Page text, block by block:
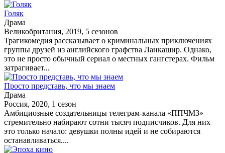
Голяк
Драма
Великобритания, 2019, 5 сезонов
Трагикомедия рассказывает о криминальных приключениях
группы друзей из английского графства Ланкашир. Однако,
это не просто обычный сериал о местных гангстерах. Фильм
затрагивает...
Просто представь, что мы знаем
Драма
Россия, 2020, 1 сезон
Амбициозные создательницы телеграм-канала «ППЧМЗ»
стремительно набирают сотни тысяч подписчиков. Для них
это только начало: девушки полны идей и не собираются
останавливаться....